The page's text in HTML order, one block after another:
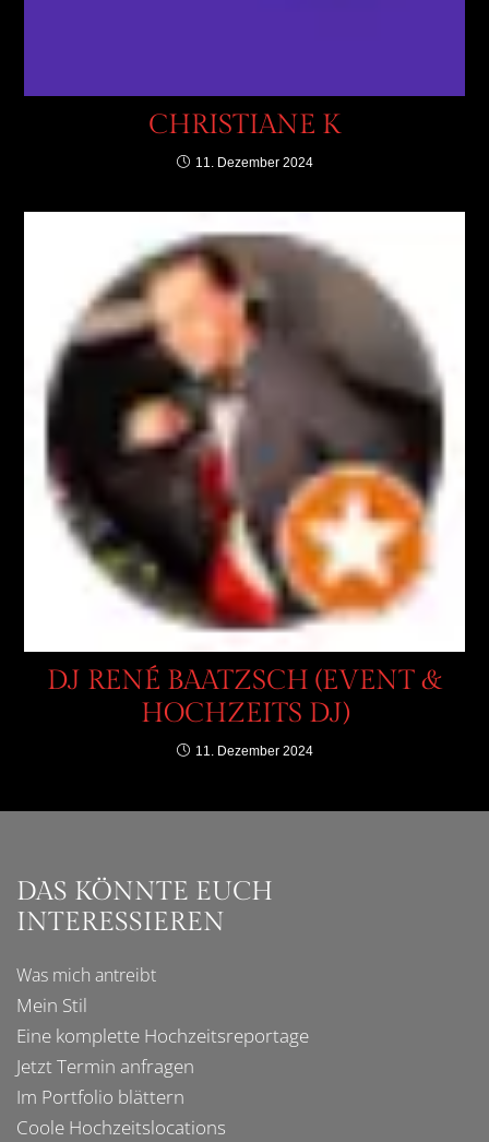
CHRISTIANE K
11. Dezember 2024
DJ RENÉ BAATZSCH (EVENT &
HOCHZEITS DJ)
11. Dezember 2024
DAS KÖNNTE EUCH
INTERESSIEREN
Was mich antreibt
Mein Stil
Eine komplette Hochzeitsreportage
Jetzt Termin anfragen
Im Portfolio blättern
Coole Hochzeitslocations